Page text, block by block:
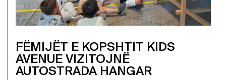
FËMIJËT E KOPSHTIT KIDS
AVENUE VIZITOJNË
AUTOSTRADA HANGAR